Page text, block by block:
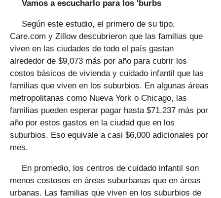
Vamos a escucharlo para los 'burbs
Según este estudio, el primero de su tipo,
Care.com y Zillow descubrieron que las familias que
viven en las ciudades de todo el país gastan
alrededor de $9,073 más por año para cubrir los
costos básicos de vivienda y cuidado infantil que las
familias que viven en los suburbios. En algunas áreas
metropolitanas como Nueva York o Chicago, las
familias pueden esperar pagar hasta $71,237 más por
año por estos gastos en la ciudad que en los
suburbios. Eso equivale a casi $6,000 adicionales por
mes.
En promedio, los centros de cuidado infantil son
menos costosos en áreas suburbanas que en áreas
urbanas. Las familias que viven en los suburbios de